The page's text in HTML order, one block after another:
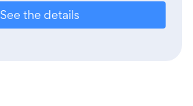
See the details